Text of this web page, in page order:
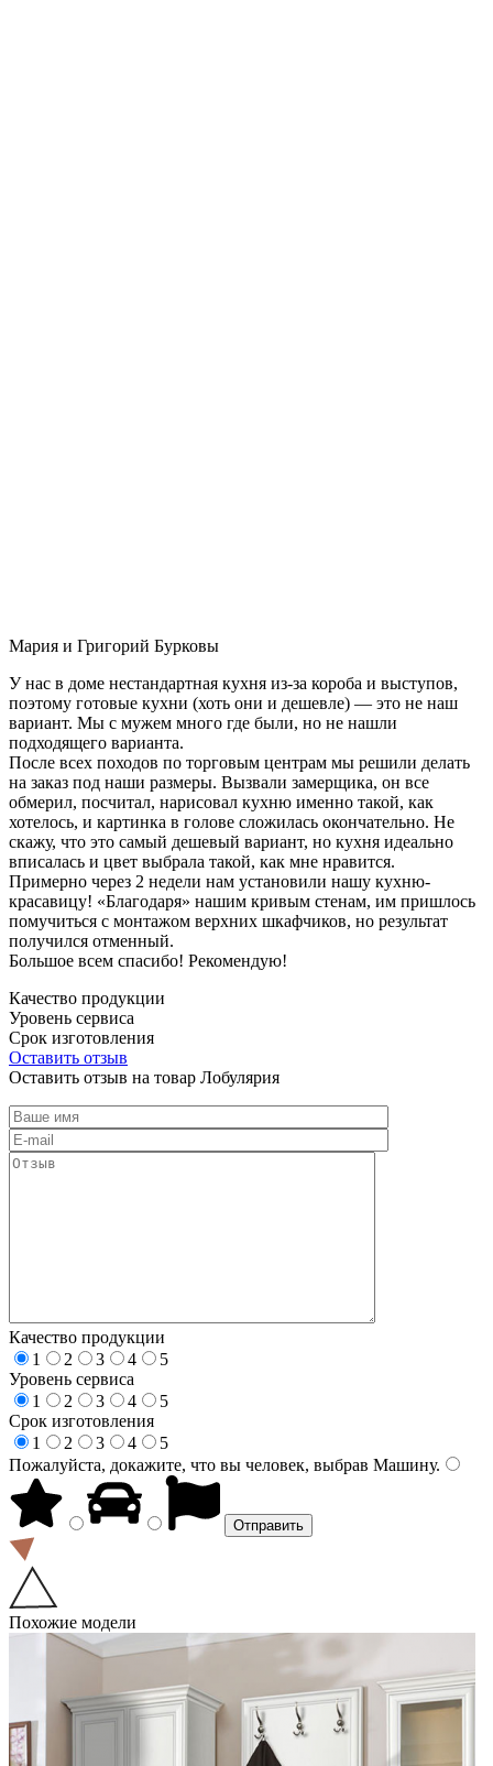
Мария и Григорий Бурковы
У нас в доме нестандартная кухня из-за короба и выступов,
поэтому готовые кухни (хоть они и дешевле) — это не наш
вариант. Мы с мужем много где были, но не нашли
подходящего варианта.
После всех походов по торговым центрам мы решили делать
на заказ под наши размеры. Вызвали замерщика, он все
обмерил, посчитал, нарисовал кухню именно такой, как
хотелось, и картинка в голове сложилась окончательно. Не
скажу, что это самый дешевый вариант, но кухня идеально
вписалась и цвет выбрала такой, как мне нравится.
Примерно через 2 недели нам установили нашу кухню-
красавицу! «Благодаря» нашим кривым стенам, им пришлось
помучиться с монтажом верхних шкафчиков, но результат
получился отменный.
Большое всем спасибо! Рекомендую!
Качество продукции
Уровень сервиса
Срок изготовления
Оставить отзыв
Оставить отзыв на товар Лобулярия
Качество продукции
1
2 3 4
5
Уровень сервиса
1
2 3 4
5
Срок изготовления
1
2 3 4
5
Пожалуйста, докажите, что вы человек, выбрав Машину.
Похожие модели